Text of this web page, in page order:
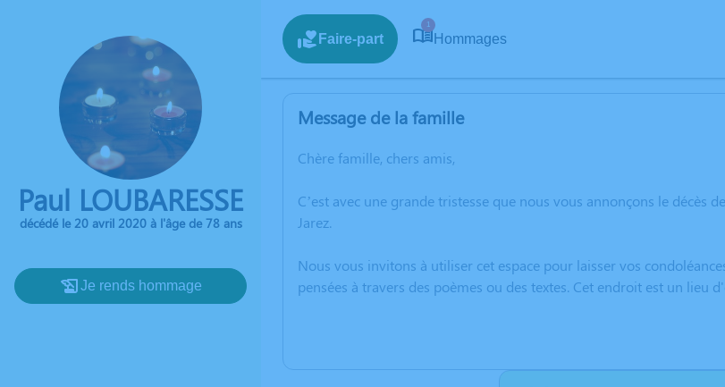
Paul LOUBARESSE
décédé le 20 avril 2020 à l'âge de 78 ans
Je rends hommage
Faire-part
1
Hommages
Message de la famille
Chère famille, chers amis,
C’est avec une grande tristesse que nous vous annonçons le décès
Jarez.
Nous vous invitons à utiliser cet espace pour laisser vos
pensées à travers des poèmes ou des textes. Cet endroit est un lieu